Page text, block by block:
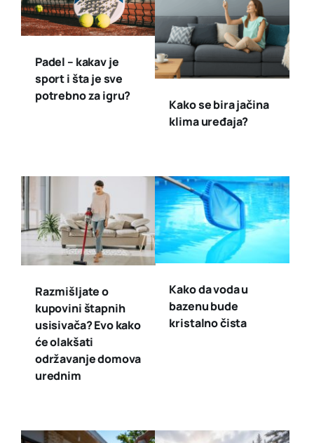
Padel – kakav je
sport i šta je sve
potrebno za igru?
Kako se bira jačina
klima uređaja?
Razmišljate o
kupovini štapnih
usisivača? Evo kako
će olakšati
održavanje domova
urednim
Kako da voda u
bazenu bude
kristalno čista